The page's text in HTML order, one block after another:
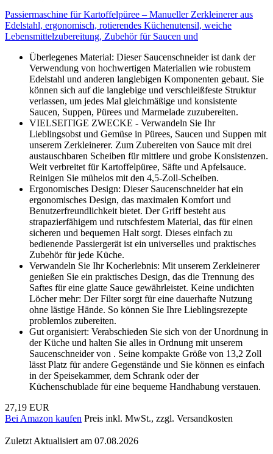
Passiermaschine für Kartoffelpüree – Manueller Zerkleinerer aus
Edelstahl, ergonomisch, rotierendes Küchenutensil, weiche
Lebensmittelzubereitung, Zubehör für Saucen und
Überlegenes Material: Dieser Saucenschneider ist dank der
Verwendung von hochwertigen Materialien wie robustem
Edelstahl und anderen langlebigen Komponenten gebaut. Sie
können sich auf die langlebige und verschleißfeste Struktur
verlassen, um jedes Mal gleichmäßige und konsistente
Saucen, Suppen, Pürees und Marmelade zuzubereiten.
VIELSEITIGE ZWECKE - Verwandeln Sie Ihr
Lieblingsobst und Gemüse in Pürees, Saucen und Suppen mit
unserem Zerkleinerer. Zum Zubereiten von Sauce mit drei
austauschbaren Scheiben für mittlere und grobe Konsistenzen.
Weit verbreitet für Kartoffelpüree, Säfte und Apfelsauce.
Reinigen Sie mühelos mit den 4,5-Zoll-Scheiben.
Ergonomisches Design: Dieser Saucenschneider hat ein
ergonomisches Design, das maximalen Komfort und
Benutzerfreundlichkeit bietet. Der Griff besteht aus
strapazierfähigem und rutschfestem Material, das für einen
sicheren und bequemen Halt sorgt. Dieses einfach zu
bedienende Passiergerät ist ein universelles und praktisches
Zubehör für jede Küche.
Verwandeln Sie Ihr Kocherlebnis: Mit unserem Zerkleinerer
genießen Sie ein praktisches Design, das die Trennung des
Saftes für eine glatte Sauce gewährleistet. Keine undichten
Löcher mehr: Der Filter sorgt für eine dauerhafte Nutzung
ohne lästige Hände. So können Sie Ihre Lieblingsrezepte
problemlos zubereiten.
Gut organisiert: Verabschieden Sie sich von der Unordnung in
der Küche und halten Sie alles in Ordnung mit unserem
Saucenschneider von . Seine kompakte Größe von 13,2 Zoll
lässt Platz für andere Gegenstände und Sie können es einfach
in der Speisekammer, dem Schrank oder der
Küchenschublade für eine bequeme Handhabung verstauen.
27,19 EUR
Bei Amazon kaufen Preis inkl. MwSt., zzgl. Versandkosten
Zuletzt Aktualisiert am 07.08.2026